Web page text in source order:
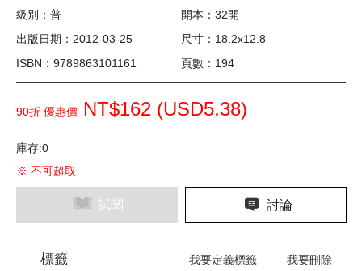
級別：普
開本：32開
出版日期：2012-03-25
尺寸：18.2x12.8
ISBN：9789863101161
頁數：194
90折 優惠價 NT$162 (USD5.38)
庫存:0
※ 不可超取
試閱 討論
標籤 我要定義標籤 我要刪除